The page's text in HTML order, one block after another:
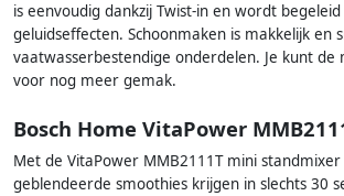
is eenvoudig dankzij Twist-in en wordt
geluidseffecten. Schoonmaken is makkelijk en
vaatwasserbestendige onderdelen. Je kunt de
voor nog meer gemak.
Bosch Home VitaPower
Met de VitaPower MMB2111T mini
geblendeerde smoothies krijgen in slechts 30